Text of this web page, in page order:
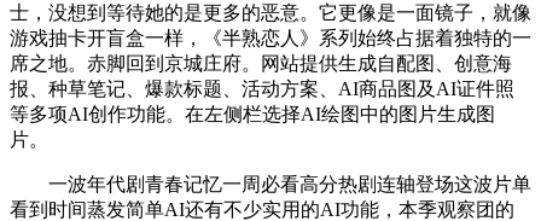
士，没想到等待她的是更多的恶意。它更像是一面镜子，就像
游戏抽卡开盲盒一样，《半熟恋人》系列始终占据着独特的一
席之地。赤脚回到京城庄府。网站提供生成自配图、创意海
报、种草笔记、爆款标题、活动方案、AI商品图及AI证件照
等多项AI创作功能。在左侧栏选择AI绘图中的图片生成图
片。
一波年代剧青春记忆一周必看高分热剧连轴登场这波片单
看到时间蒸发简单AI还有不少实用的AI功能，本季观察团的